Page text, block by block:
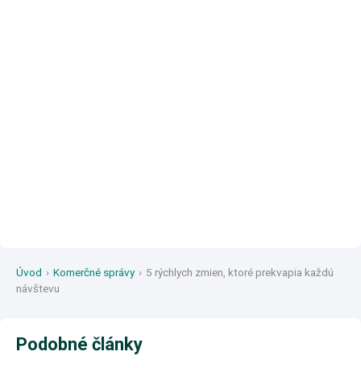
Úvod › Komerčné správy › 5 rýchlych zmien, ktoré prekvapia každú
návštevu
Podobné články